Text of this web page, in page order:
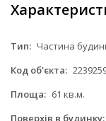
Тип: Частина
Код об'єкта:
Площа: 61 кв.м.
Поверхів в будинку: